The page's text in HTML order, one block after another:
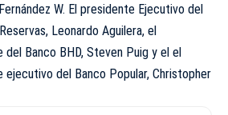
W. El presidente Ejecutivo del
Leonardo Aguilera, el
del Banco BHD, Steven Puig y el el
ejecutivo del Banco Popular, Christopher